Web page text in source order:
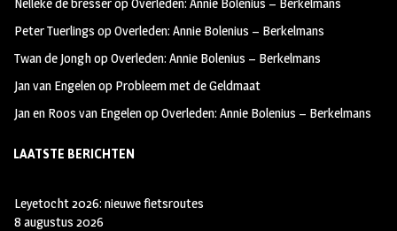
k
m
Peter Tuerlings opOverleden: Annie Bolenius – Berkelmans
Twan de JonghopOverleden: Annie Bolenius – Berkelmans
Jan van Engelenop Probleem met de Geldmaat
Jan en Roos van EngelenopOverleden: Annie Bolenius – Berkelmans
LAATSTE BERICHTEN
Leyetocht 2026: nieuwe fietsroutes
8 augustus 2026